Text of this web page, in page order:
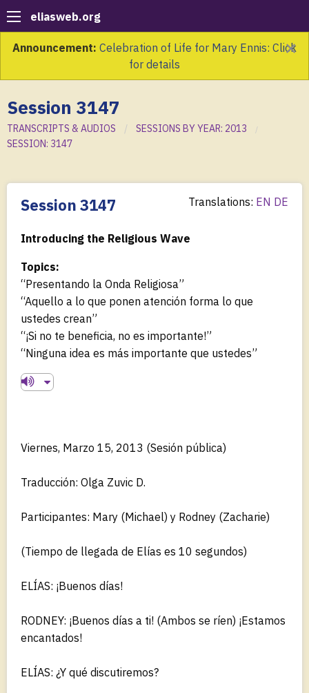
eliasweb.org
Announcement: Celebration of Life for Mary Ennis: Click
for details
×
Session 3147
TRANSCRIPTS & AUDIOS
SESSIONS BY YEAR: 2013
SESSION: 3147
Session 3147 Translations: EN DE
Introducing the Religious Wave
Topics:
“Presentando la Onda Religiosa”
“Aquello a lo que ponen atención forma lo que
ustedes crean”
“¡Si no te beneficia, no es importante!”
“Ninguna idea es más importante que ustedes”
Viernes, Marzo 15, 2013 (Sesión pública)
Traducción: Olga Zuvic D.
Participantes: Mary (Michael) y Rodney (Zacharie)
(Tiempo de llegada de Elías es 10 segundos)
ELÍAS: ¡Buenos días!
RODNEY: ¡Buenos días a ti! (Ambos se ríen) ¡Estamos
encantados!
ELÍAS: ¿Y qué discutiremos?